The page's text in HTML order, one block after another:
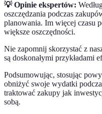
💡 Opinie ekspertów:
oszczędzania podczas
planowania. Im więcej czasu
większe oszczędności.
Nie zapomnij skorzystać z
są doskonałymi przykładami
Podsumowując, stosując
obniżyć swoje wydatki
traktować zakupy jak
sobą.